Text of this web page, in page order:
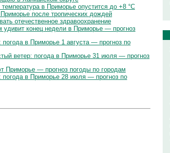
в Приморье опустится до +8 °C
после тропических дождей
отечественное здравоохранение
конец недели в Приморье — прогноз
в Приморье 1 августа — прогноз по
ветер: погода в Приморье 31 июля — прогноз
Приморье — прогноз погоды по городам
в Приморье 28 июля — прогноз по